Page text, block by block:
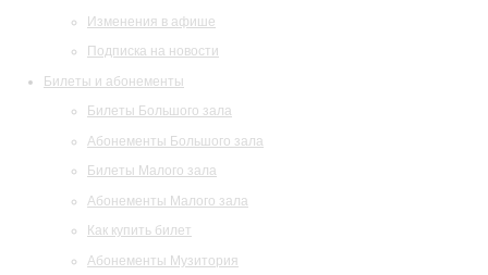
Изменения в афише
Подписка на новости
Билеты и абонементы
Билеты Большого зала
Абонементы Большого зала
Билеты Малого зала
Абонементы Малого зала
Как купить билет
Абонементы Музитория